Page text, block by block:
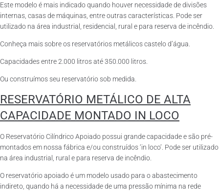
Este modelo é mais indicado quando houver necessidade de divisões
internas, casas de máquinas, entre outras características. Pode ser
utilizado na área industrial, residencial, rural e para reserva de incêndio.
Conheça mais sobre os reservatórios metálicos castelo d’água.
Capacidades entre 2.000 litros até 350.000 litros.
Ou construímos seu reservatório sob medida.
RESERVATÓRIO METÁLICO DE ALTA
CAPACIDADE MONTADO IN LOCO
O Reservatório Cilíndrico Apoiado possui grande capacidade e são pré-
montados em nossa fábrica e/ou construídos ‘in loco’. Pode ser utilizado
na área industrial, rural e para reserva de incêndio.
O reservatório apoiado é um modelo usado para o abastecimento
indireto, quando há a necessidade de uma pressão mínima na rede